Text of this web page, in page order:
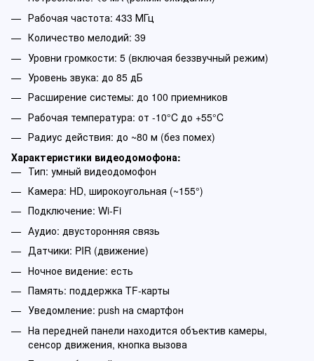
Рабочая частота: 433 МГц
Количество мелодий: 39
Уровни громкости: 5 (включая беззвучный режим)
Уровень звука: до 85 дБ
Расширение системы: до 100 приемников
Рабочая температура: от -10°C до +55°C
Радиус действия: до ~80 м (без помех)
​Характеристики видеодомофона:
Тип: умный видеодомофон
Камера: HD, широкоугольная (~155°)
Подключение: Wi-Fi
Аудио: двусторонняя связь
Датчики: PIR (движение)
Ночное видение: есть
Память: поддержка TF-карты
Уведомление: push на смартфон
На передней панели находится объектив камеры,
сенсор движения, кнопка вызова